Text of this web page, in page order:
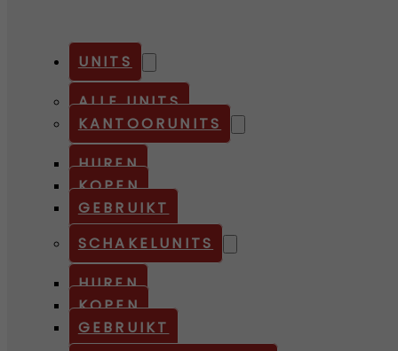
UNITS
ALLE UNITS
KANTOORUNITS
HUREN
KOPEN
GEBRUIKT
SCHAKELUNITS
HUREN
KOPEN
GEBRUIKT